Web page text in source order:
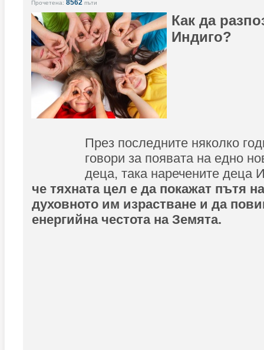
Прочетена: 8562 пъти
Как да
Индиго?
През последните няколко
говори за появата на едно
деца, така наречените деца
че тяхната цел е да покажат пътя
духовното им израстване и да
енергийна честота на Земята.